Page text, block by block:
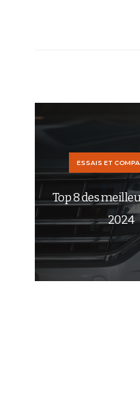
ESSAIS ET
Top 8 des
2024